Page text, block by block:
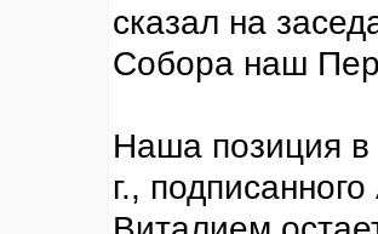
сказал на
Собора наш
Наша позиция в
г.,